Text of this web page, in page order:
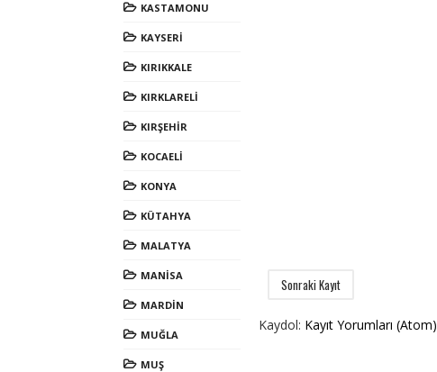
KASTAMONU
KAYSERİ
KIRIKKALE
KIRKLARELİ
KIRŞEHİR
KOCAELİ
KONYA
KÜTAHYA
MALATYA
MANİSA
MARDİN
MUĞLA
MUŞ
Sonraki Kayıt
Kaydol: Kayıt Yorumları (Atom)